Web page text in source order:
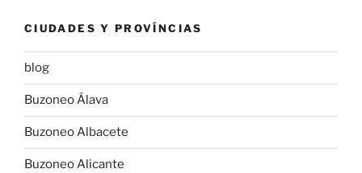
CIUDADES Y PROVÍNCIAS
blog
Buzoneo Álava
Buzoneo Albacete
Buzoneo Alicante